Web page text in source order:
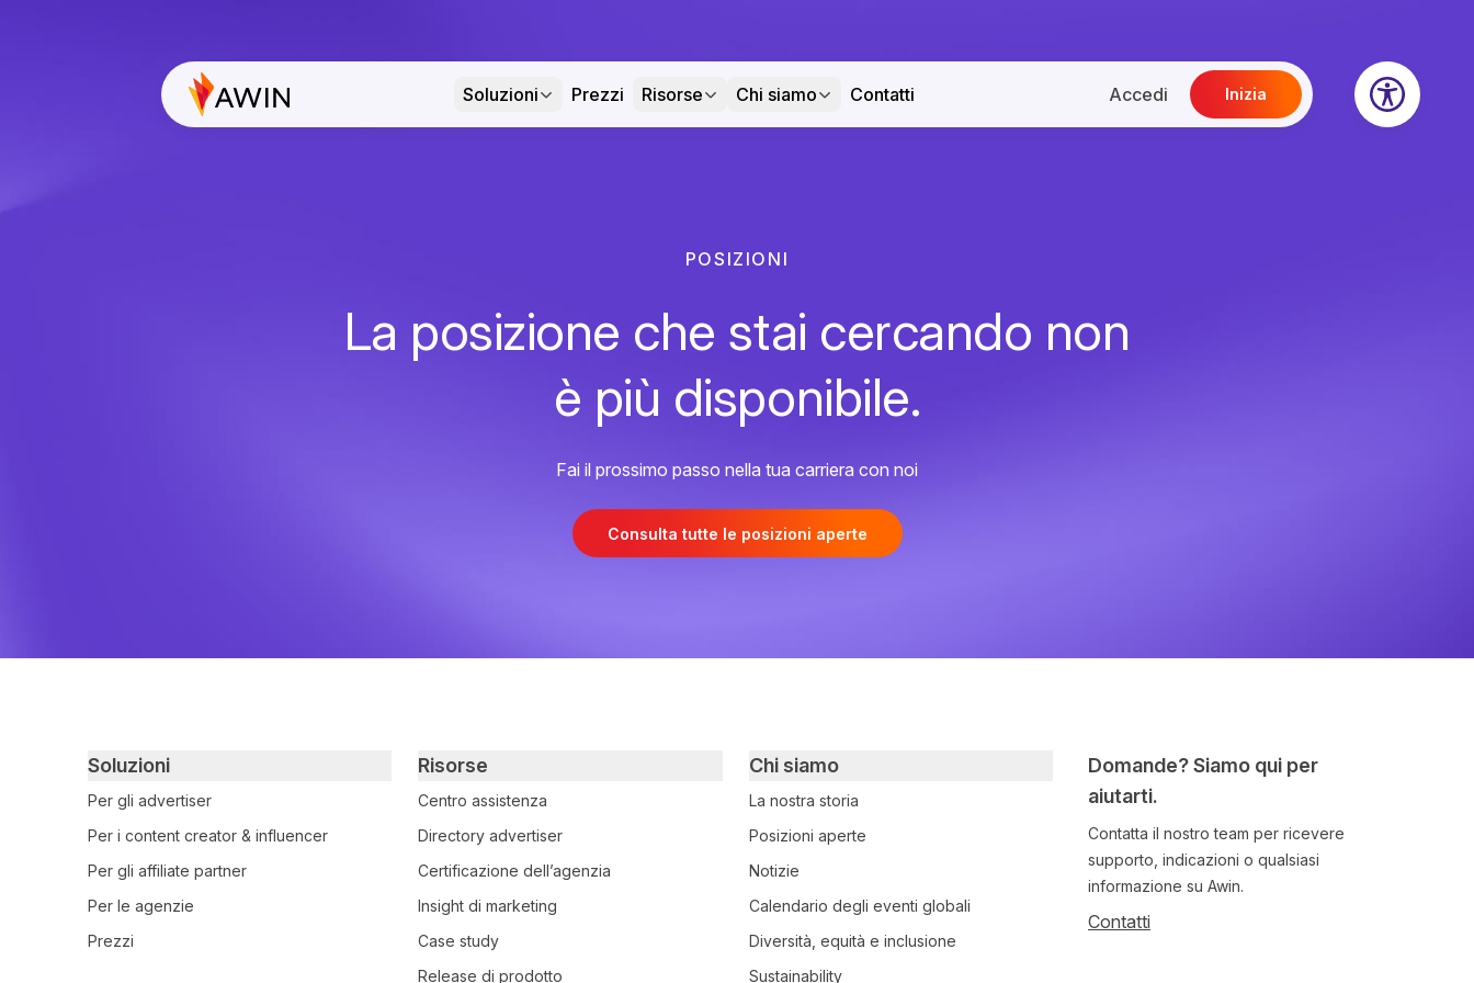
Soluzioni Prezzi Risorse Chi siamo Contatti Accedi Inizia
POSIZIONI
La posizione che stai cercando non
è più disponibile.
Fai il prossimo passo nella tua carriera con noi
Consulta tutte le posizioni aperte
Domande? Siamo qui per
aiutarti.
Contatta il nostro team per ricevere
supporto, indicazioni o qualsiasi
informazione su Awin.
Contatti
Primary footer navigation
Soluzioni
Per gli advertiser
Per i content creator & influencer
Per gli affiliate partner
Per le agenzie
Prezzi
Risorse
Centro assistenza
Directory advertiser
Certificazione dell’agenzia
Insight di marketing
Case study
Release di prodotto
Chi siamo
La nostra storia
Posizioni aperte
Notizie
Calendario degli eventi globali
Diversità, equità e inclusione
Sustainability